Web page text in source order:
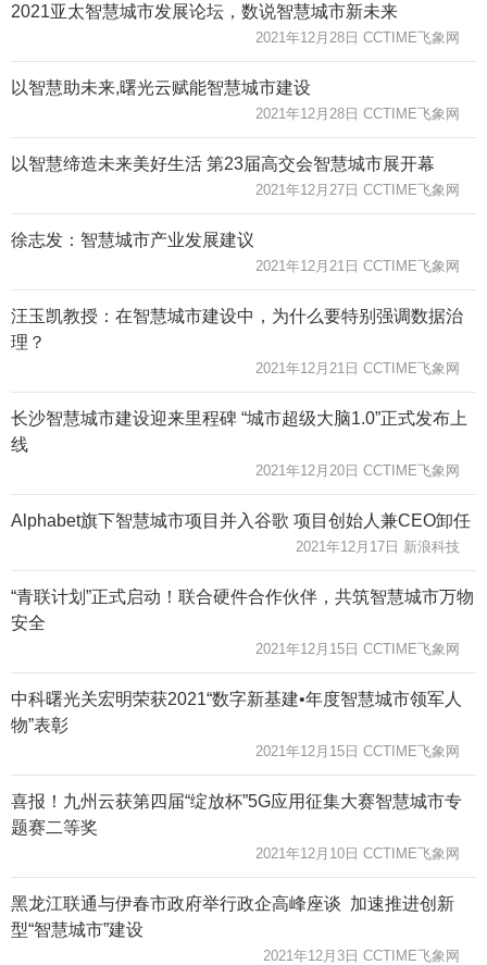
2021亚太智慧城市发展论坛，数说智慧城市新未来
2021年12月28日 CCTIME飞象网
以智慧助未来,曙光云赋能智慧城市建设
2021年12月28日 CCTIME飞象网
以智慧缔造未来美好生活 第23届高交会智慧城市展开幕
2021年12月27日 CCTIME飞象网
徐志发：智慧城市产业发展建议
2021年12月21日 CCTIME飞象网
汪玉凯教授：在智慧城市建设中，为什么要特别强调数据治
理？
2021年12月21日 CCTIME飞象网
长沙智慧城市建设迎来里程碑 “城市超级大脑1.0”正式发布上
线
2021年12月20日 CCTIME飞象网
Alphabet旗下智慧城市项目并入谷歌 项目创始人兼CEO卸任
2021年12月17日 新浪科技
“青联计划”正式启动！联合硬件合作伙伴，共筑智慧城市万物
安全
2021年12月15日 CCTIME飞象网
中科曙光关宏明荣获2021“数字新基建•年度智慧城市领军人
物”表彰
2021年12月15日 CCTIME飞象网
喜报！九州云获第四届“绽放杯”5G应用征集大赛智慧城市专
题赛二等奖
2021年12月10日 CCTIME飞象网
黑龙江联通与伊春市政府举行政企高峰座谈 加速推进创新
型“智慧城市”建设
2021年12月3日 CCTIME飞象网